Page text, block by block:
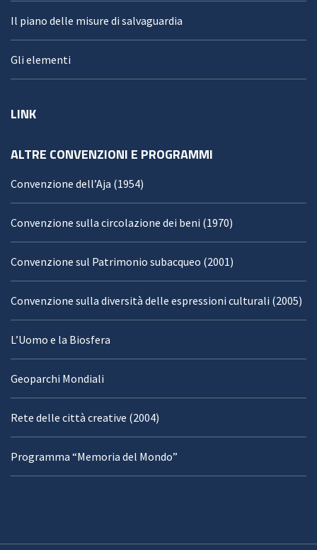
Il piano delle misure di salvaguardia
Gli elementi
LINK
ALTRE CONVENZIONI E PROGRAMMI
Convenzione dell’Aja (1954)
Convenzione sulla circolazione dei beni (1970)
Convenzione sul Patrimonio subacqueo (2001)
Convenzione sulla diversità delle espressioni culturali (2005)
L’Uomo e la Biosfera
Geoparchi Mondiali
Rete delle città creative (2004)
Programma “Memoria del Mondo”